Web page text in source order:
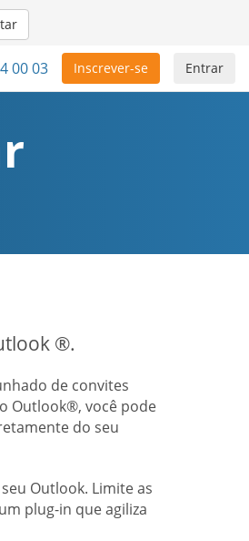
Entrar
Inscrever-se
00 03
®.
de convites
Outlook®, você pode
do seu
Outlook. Limite as
plug-in que agiliza